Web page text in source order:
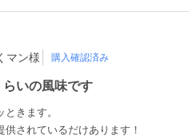
マン様 購入確認済み
いの風味です
きます。
されているだけあります！